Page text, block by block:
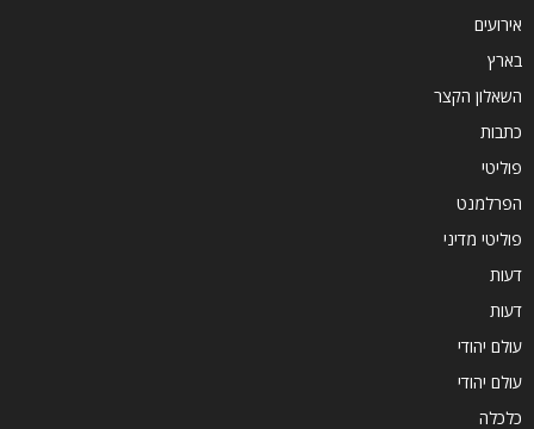
אירועים
בארץ
השאלון הקצר
כתבות
פוליטי
הפרלמנט
פוליטי מדיני
דעות
דעות
עולם יהודי
עולם יהודי
כלכלה